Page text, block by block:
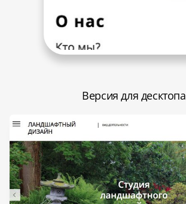
Версия для десктопа